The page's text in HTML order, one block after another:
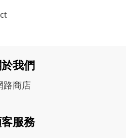
我們
路商店
服務